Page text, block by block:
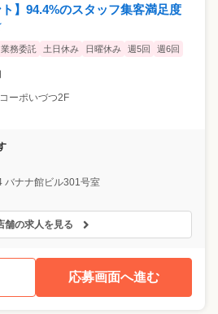
ト】94.4%のスタッフ集客満足度
業務委託 土日休み 日曜休み 週5回 週6回
ーポいづつ2F
バナナ館ビル301号室
舗の求人を見る
応募画面へ進む